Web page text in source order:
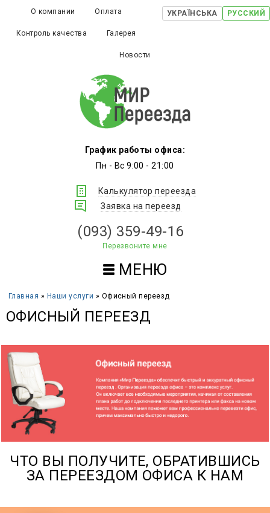
УКРАЇНСЬКА РУССКИЙ
О компании Оплата
Контроль качества Галерея
Новости
График работы офиса:
Пн - Вс 9:00 - 21:00
Калькулятор переезда
Заявка на переезд
(093) 359-49-16
Перезвоните мне
МЕНЮ
Главная » Наши услуги » Офисный переезд
ОФИСНЫЙ ПЕРЕЕЗД
ЧТО ВЫ ПОЛУЧИТЕ, ОБРАТИВШИСЬ
ЗА ПЕРЕЕЗДОМ ОФИСА К НАМ